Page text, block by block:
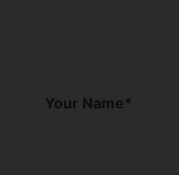
Your Name*